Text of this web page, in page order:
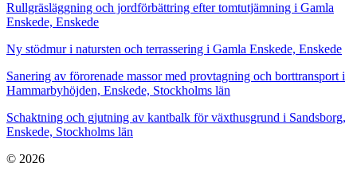
Rullgräsläggning och jordförbättring efter tomtutjämning i Gamla
Enskede, Enskede
Ny stödmur i natursten och terrassering i Gamla Enskede, Enskede
Sanering av förorenade massor med provtagning och borttransport i
Hammarbyhöjden, Enskede, Stockholms län
Schaktning och gjutning av kantbalk för växthusgrund i Sandsborg,
Enskede, Stockholms län
© 2026